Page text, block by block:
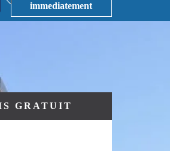
immediatement
GRATUIT